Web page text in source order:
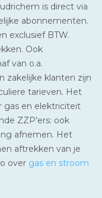
is direct via
abonnementen.
exclusief BTW.
Ook
van o.a.
zakelijke klanten zijn
tarieven. Het
gas en elektriciteit
ZZP’ers: ook
afnemen. Het
aftrekken van je
over gas en stroom